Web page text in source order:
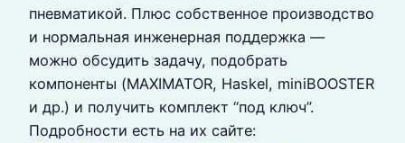
пневматикой. Плюс собственное производство
и нормальная инженерная поддержка —
можно обсудить задачу, подобрать
компоненты (MAXIMATOR, Haskel, miniBOOSTER
и др.) и получить комплект “под ключ”.
Подробности есть на их сайте: